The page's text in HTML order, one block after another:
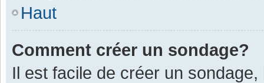
Haut
Comment créer un sondage?
Il est facile de créer un